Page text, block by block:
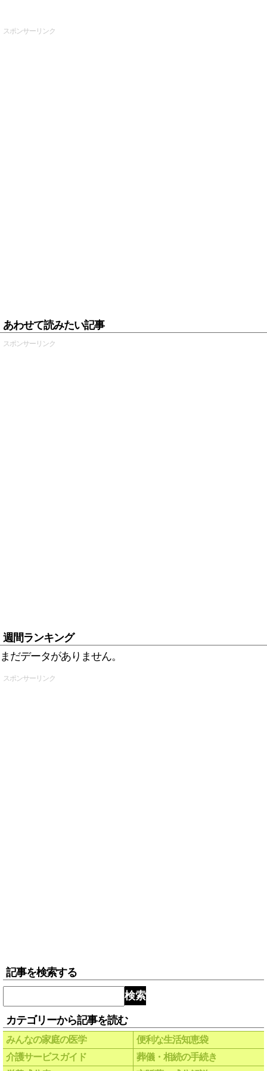
スポンサーリンク
あわせて読みたい記事
スポンサーリンク
週間ランキング
まだデータがありません。
スポンサーリンク
記事を検索する
検索
カテゴリーから記事を読む
みんなの家庭の医学
便利な生活知恵袋
介護サービスガイド
葬儀・相続の手続き